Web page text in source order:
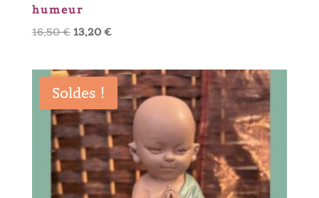
humeur
16,50€ Le
était :
16,50 €.
13,20 €Le
est :
13,20 €.
Soldes !